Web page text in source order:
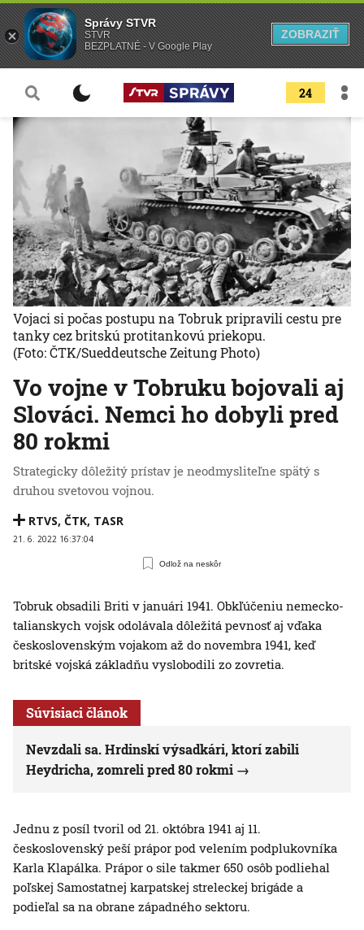
24
Vo vojne v Tobruku bojovali aj
Slováci. Nemci ho dobyli pred
80 rokmi
Strategicky dôležitý prístav je neodmysliteľne spätý s
druhou svetovou vojnou.
RTVS, ČTK, TASR
21. 6. 2022 16:37:04
Odlož na neskôr
Vojaci si počas postupu na Tobruk pripravili cestu pre
tanky cez britskú protitankovú priekopu.
(Foto: ČTK/Sueddeutsche Zeitung Photo)
Tobruk obsadili Briti v januári 1941. Obkľúčeniu nemecko-
talianskych vojsk odolávala dôležitá pevnosť aj vďaka
československým vojakom až do novembra 1941, keď
britské vojská základňu vyslobodili zo zovretia.
Súvisiaci článok
Nevzdali sa. Hrdinskí výsadkári, ktorí zabili
Heydricha, zomreli pred 80 rokmi
Jednu z posíl tvoril od 21. októbra 1941 aj 11.
československý peší prápor pod velením podplukovníka
Karla Klapálka. Prápor o sile takmer 650 osôb podliehal
poľskej Samostatnej karpatskej streleckej brigáde a
podieľal sa na obrane západného sektoru.
Správy STVR
STVR
BEZPLATNÉ - V Google Play
ZOBRAZIŤ